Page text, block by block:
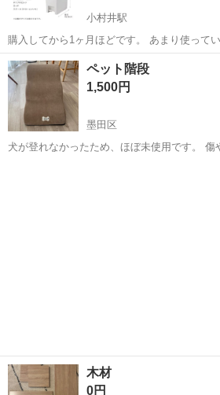
小村井駅
購入してから1ヶ月ほどです。 あまり使って
いるため匂いや汚れは余りなくかなり綺麗です。 取りに来てい
る方でお願いします。 ノークレー
東京 墨田区 小村井駅
ペット階段
1,500円
墨田区
犬が登れなかったため、ほぼ未使用です。 傷
木材
0円